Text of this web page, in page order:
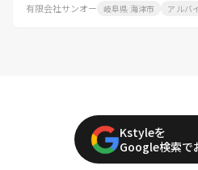
有限会社サンオー 岐阜県 海津市 アルバ
Kstyleを
Google検索で